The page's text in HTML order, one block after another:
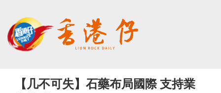
【几不可失】石藥布局國際 支持業